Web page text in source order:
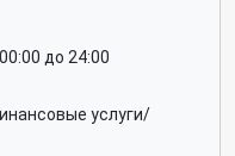
до 24:00
услуги/